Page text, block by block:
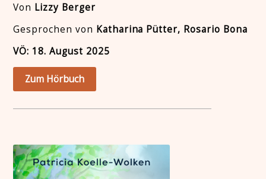
Von Lizzy Berger
Gesprochen von Katharina Pütter, Rosario Bona
VÖ: 18. August 2025
Zum Hörbuch